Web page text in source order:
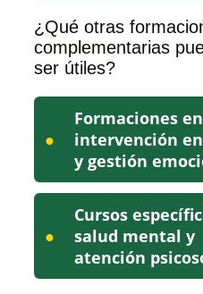
¿Qué otras
complementarias
ser útiles?
Formaciones en
intervención
y gestión
Cursos
salud mental y
atención